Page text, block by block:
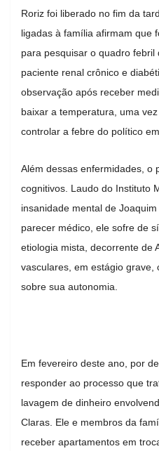
Roriz foi liberado no fim da
ligadas à família afirmam que
para pesquisar o quadro
paciente renal crônico e
observação após receber
baixar a temperatura, uma
controlar a febre do político em
Além dessas enfermidades, o
cognitivos. Laudo do Instituto
insanidade mental de
parecer médico, ele sofre de
etiologia mista, decorrente de
vasculares, em estágio grave,
sobre sua autonomia.
Em fevereiro deste ano, por
responder ao processo que
lavagem de dinheiro
Claras. Ele e membros da
receber apartamentos em